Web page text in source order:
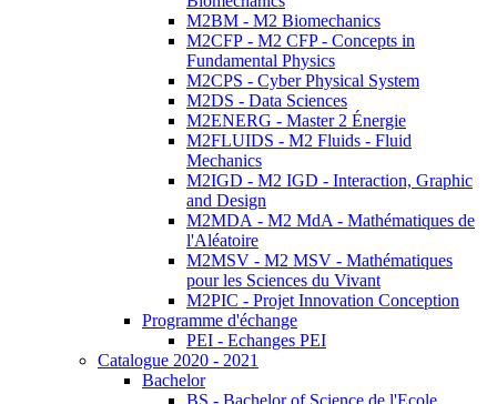
M2BM - M2 Biomechanics
M2CFP - M2 CFP - Concepts in
Fundamental Physics
M2CPS - Cyber Physical System
M2DS - Data Sciences
M2ENERG - Master 2 Énergie
M2FLUIDS - M2 Fluids - Fluid
Mechanics
M2IGD - M2 IGD - Interaction, Graphic
and Design
M2MDA - M2 MdA - Mathématiques de
l'Aléatoire
M2MSV - M2 MSV - Mathématiques
pour les Sciences du Vivant
M2PIC - Projet Innovation Conception
Programme d'échange
PEI - Echanges PEI
Catalogue 2020 - 2021
Bachelor
BS - Bachelor of Science de l'Ecole